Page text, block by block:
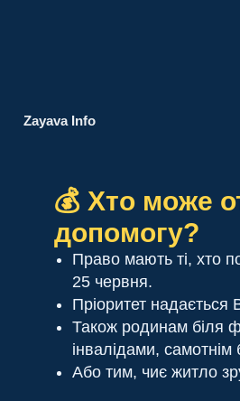
Zayava Info
💰 Хто може
допомогу?
Право мають ті, хто
25 червня.
Пріоритет надається
Також родинам біля
інвалідами, самотнім
Або тим, чиє житло